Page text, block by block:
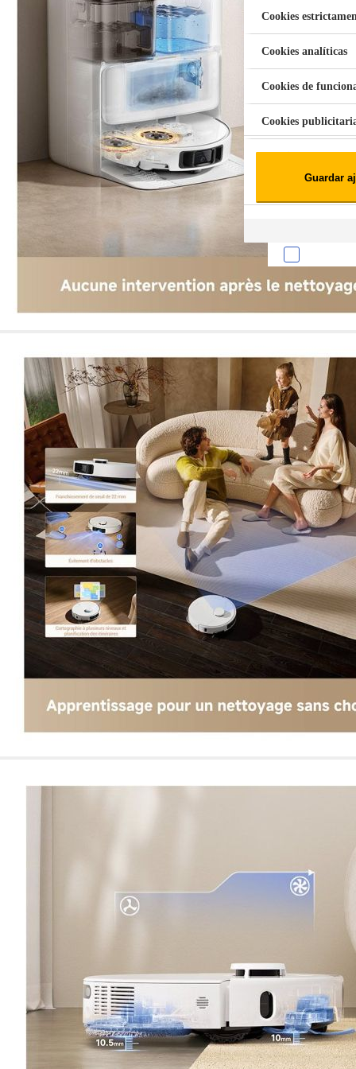
Aspiradora Quitamanchas 450W
Cookies
Cookies analíticas
Cookies de
Cookies
Esta información
que el sitio web
experiencia web
tipos de cookies.
las cookies que se
los servicios que
Más información
Cookies
Estas cookies son
cookies
administrar tu
presentación del
existencia de estas
información de
Información de las
Cookies analíticas
Estas cookies nos
de nuestro sitio
navegan por el sitio
Información de las
Cookies
Nuestros partners
crear un perfil de
publicidad estará
Información de
Guardar